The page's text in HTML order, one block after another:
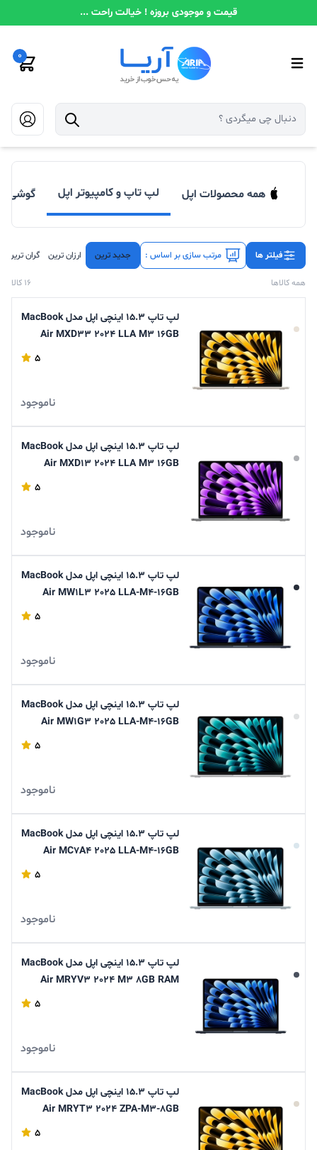
قیمت و موجودی بروزه ! خیالت راحت ...
0
همه محصولات اپل گوشی لپ تاپ و کامپیوتر اپل
فیلتر ها مرتب سازی بر اساس : جدید ترین ارزان ترین گران ترین
همه کالاها 16 کالا
لپ تاپ 15.3 اینچی اپل مدل MacBook
Air MXD33 2024 LLA M3 16GB
5
ناموجود
لپ تاپ 15.3 اینچی اپل مدل MacBook
Air MXD13 2024 LLA M3 16GB
5
ناموجود
لپ تاپ 15.3 اینچی اپل مدل MacBook
Air MW1L3 2025 LLA-M4-16GB
5
ناموجود
لپ تاپ 15.3 اینچی اپل مدل MacBook
Air MW1G3 2025 LLA-M4-16GB
5
ناموجود
لپ تاپ 15.3 اینچی اپل مدل MacBook
Air MC7A4 2025 LLA-M4-16GB
5
ناموجود
لپ تاپ 15.3 اینچی اپل مدل MacBook
Air MRYV3 2024 M3 8GB RAM
5
ناموجود
لپ تاپ 15.3 اینچی اپل مدل MacBook
Air MRYT3 2024 ZPA-M3-8GB
5